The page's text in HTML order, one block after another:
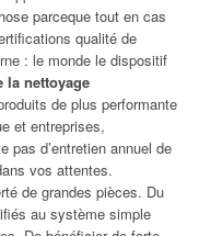
parceque tout en cas
qualité de
: le monde le dispositif
la nettoyage
de plus performante
et entreprises,
pas d’entretien annuel de
vos attentes.
de grandes pièces. Du
au système simple